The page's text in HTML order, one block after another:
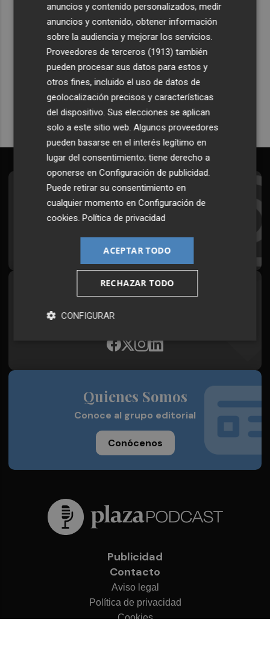
Recibe toda la actualidad de
Plaza Podcast en tu correo
Quiero suscribirme
Suscríbete al Boletín
Todos los días a primera hora en tu email
Síguenos en redes
Plaza Podcast, desde cualquier medio
Quienes Somos
Conoce al grupo editorial
Conócenos
Publicidad
Contacto
Aviso legal
Política de privacidad
Cookies
anuncios y contenido personalizados, medir
anuncios y contenido, obtener información
sobre la audiencia y mejorar los servicios.
Proveedores de terceros (1913) también
pueden procesar sus datos para estos y
otros fines, incluido el uso de datos de
geolocalización precisos y características
del dispositivo. Sus elecciones se aplican
solo a este sitio web. Algunos proveedores
pueden basarse en el interés legítimo en
lugar del consentimiento; tiene derecho a
oponerse enConfiguración de publicidad.
Puede retirar su consentimiento en
cualquier momento enConfiguración de
cookies.Política de privacidad
ACEPTAR TODO
RECHAZAR TODO
CONFIGURAR